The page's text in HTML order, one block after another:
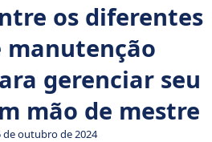
os diferentes
manutenção
gerenciar seu
mão de mestre
de outubro de 2024